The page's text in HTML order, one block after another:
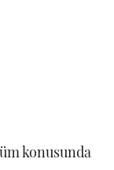
konusunda